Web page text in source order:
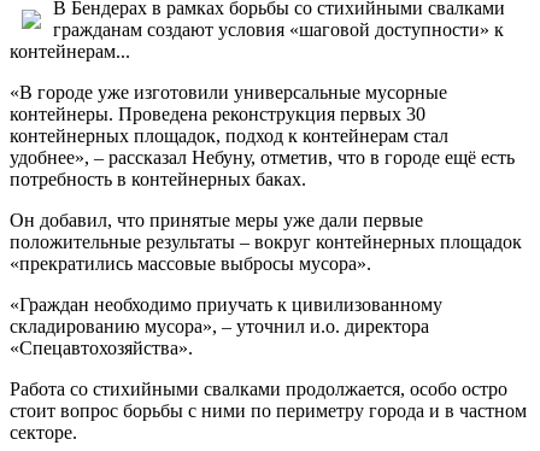
В Бендерах в рамках борьбы со стихийными свалками
гражданам создают условия «шаговой доступности» к
контейнерам...
«В городе уже изготовили универсальные мусорные
контейнеры. Проведена реконструкция первых 30
контейнерных площадок, подход к контейнерам стал
удобнее», – рассказал Небуну, отметив, что в городе ещё есть
потребность в контейнерных баках.
Он добавил, что принятые меры уже дали первые
положительные результаты – вокруг контейнерных площадок
«прекратились массовые выбросы мусора».
«Граждан необходимо приучать к цивилизованному
складированию мусора», – уточнил и.о. директора
«Спецавтохозяйства».
Работа со стихийными свалками продолжается, особо остро
стоит вопрос борьбы с ними по периметру города и в частном
секторе.